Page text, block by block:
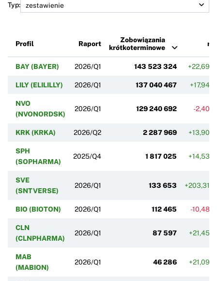
Typ:
Profil Raport
Zobowiązania
krótkoterminowe
r/r
BAY (BAYER) 2026/Q1 143 523 324 +22,69%
LILY (ELILILLY) 2026/Q1 137 040 467 +17,94%
NVO
(NVONORDSK)
2026/Q1 129 240 692 -2,40%
KRK (KRKA) 2026/Q2 2 287 969 +13,90%
SPH
(SOPHARMA)
2025/Q4 1 817 025 +14,53%
SVE
(SNTVERSE)
2026/Q1 133 653 +203,31%
BIO (BIOTON) 2026/Q1 112 465 -10,48%
CLN
(CLNPHARMA)
2026/Q1 87 597 +21,45%
MAB
(MABION)
2026/Q1 46 286 +21,09%